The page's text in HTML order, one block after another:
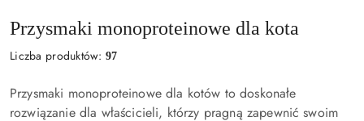
Przysmaki monoproteinowe dla kota
Liczba produktów:97
Przysmaki monoproteinowe dla kotów to doskonałe
rozwiązanie dla właścicieli, którzy pragną zapewnić swoim